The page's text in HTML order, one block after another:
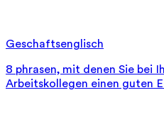
Geschaftsenglisch
8 phrasen, mit denen Sie bei
Arbeitskollegen einen guten